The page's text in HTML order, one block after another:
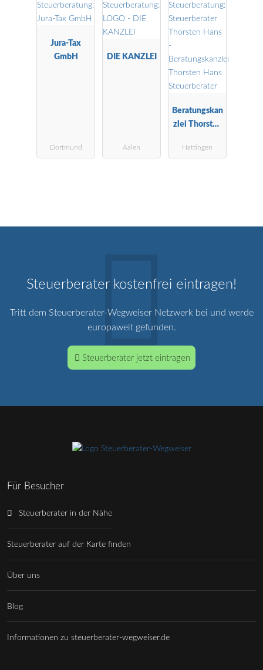
Jura-Tax
GmbH
Dortmund
DIE KANZLEI
Aalen
Beratungskan
zlei Thorsten
Steuerberater
Hattingen
Steuerberater kostenfrei eintragen!
Tritt dem Steuerberater-Wegweiser Netzwerk bei und werde
europaweit gefunden.
Steuerberater jetzt eintragen
Für Besucher
Steuerberater in der Nähe
Steuerberater auf der Karte finden
Über uns
Blog
Informationen zu steuerberater-wegweiser.de